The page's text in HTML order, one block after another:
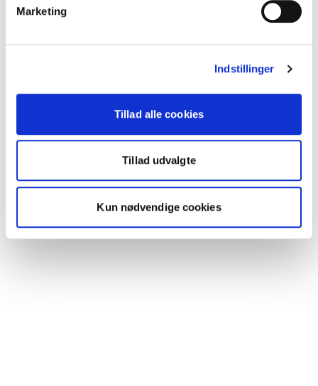
Marketing
Indstillinger
Tillad alle cookies
Tillad udvalgte
Kun nødvendige cookies